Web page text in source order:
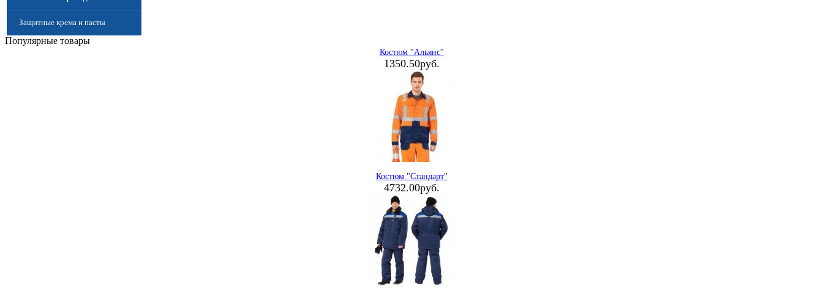
Защитные крема и пасты
(Дерматологические средства
Популярные товары
Костюм "Альянс"
1350.50руб.
Костюм "Стандарт"
4732.00руб.